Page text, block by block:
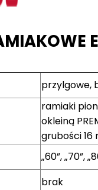
przylgowe,
ramiaki
okleiną
grubości 16
„60”, „70”,
brak